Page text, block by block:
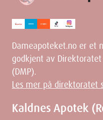
Dameapoteket.no er et
godkjent av
(DMP).
Les mer på direktoratet
Kaldnes Apotek